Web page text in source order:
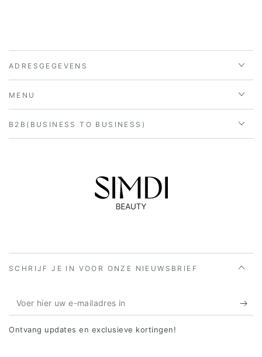
ADRESGEGEVENS
MENU
B2B(BUSINESS TO BUSINESS)
SCHRIJF JE IN VOOR ONZE NIEUWSBRIEF
Voer
hier
uw
Ontvang updates en exclusieve kortingen!